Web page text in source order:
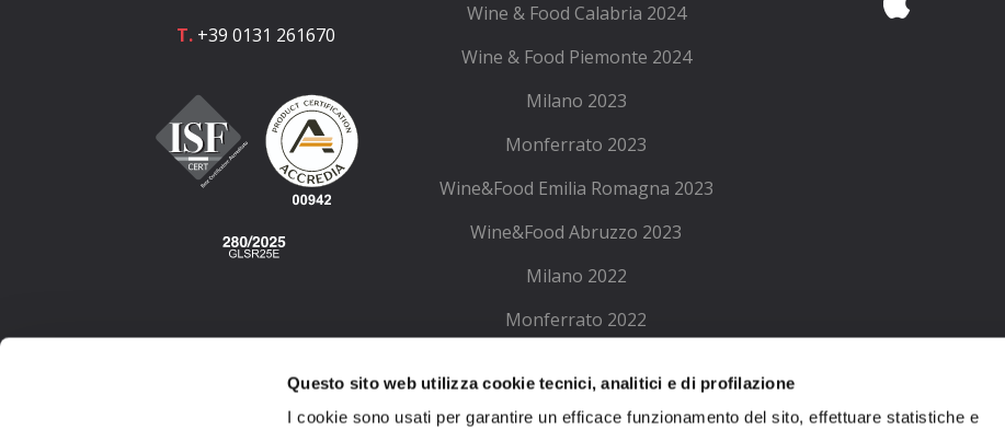
Questo sito web utilizza cookie tecnici, analitici e di profilazione
I cookie sono usati per garantire un efficace funzionamento del sito, effettuare statistiche e
T.+39 0131 261670
Wine & Food Calabria 2024
Wine & Food Piemonte 2024
Milano 2023
Monferrato 2023
Wine&Food Emilia Romagna 2023
Wine&Food Abruzzo 2023
Milano 2022
Monferrato 2022
Wine Lombardia 2022